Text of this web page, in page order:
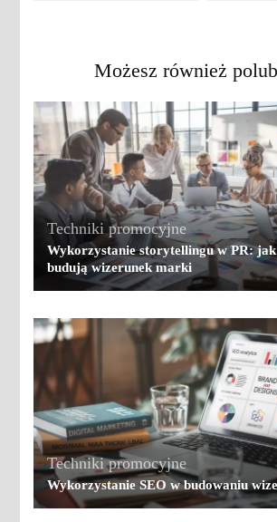
Możesz również
Techniki promocyjne
Wykorzystanie storytellingu w PR: jak
budują wizerunek marki
Techniki promocyjne
Wykorzystanie SEO w budowaniu